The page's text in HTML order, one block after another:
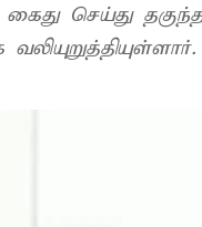
செய்து